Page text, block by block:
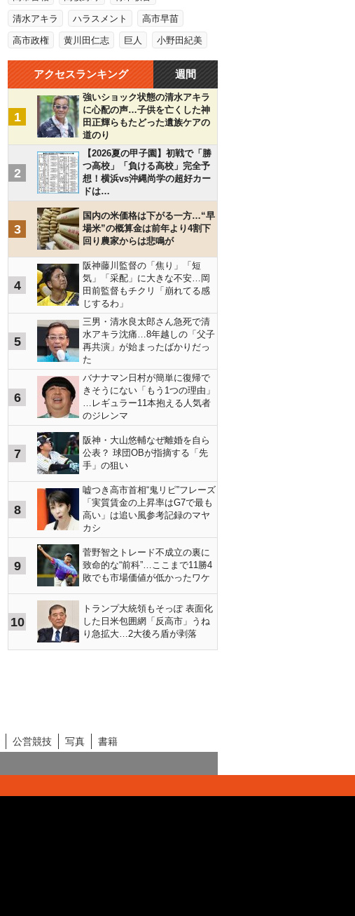
清水アキラ ハラスメント 高市早苗
高市政権 黄川田仁志 巨人 小野田紀美
アクセスランキング 週間
1
強いショック状態の清水アキラ
に心配の声…子供を亡くした神
田正輝らもたどった遺族ケアの
道のり
2
【2026夏の甲子園】初戦で「勝
つ高校」「負ける高校」完全予
想！横浜vs沖縄尚学の超好カー
ドは…
3
国内の米価格は下がる一方…“早
場米”の概算金は前年より4割下
回り農家からは悲鳴が
4
阪神藤川監督の「焦り」「短
気」「采配」に大きな不安…岡
田前監督もチクリ「崩れてる感
じするわ」
5
三男・清水良太郎さん急死で清
水アキラ沈痛…8年越しの「父子
再共演」が始まったばかりだっ
た
6
バナナマン日村が簡単に復帰で
きそうにない「もう1つの理由」
…レギュラー11本抱える人気者
のジレンマ
7
阪神・大山悠輔なぜ離婚を自ら
公表？ 球団OBが指摘する「先
手」の狙い
8
嘘つき高市首相“鬼リピ”フレーズ
「実質賃金の上昇率はG7で最も
高い」は追い風参考記録のマヤ
カシ
9
菅野智之トレード不成立の裏に
致命的な“前科”…ここまで11勝4
敗でも市場価値が低かったワケ
10
トランプ大統領もそっぽ 表面化
した日米包囲網「反高市」うね
り急拡大…2大後ろ盾が剥落
公営競技 写真
書籍